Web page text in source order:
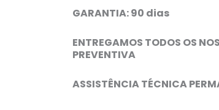
GARANTIA: 90 dias
ENTREGAMOS TODOS OS
PREVENTIVA
ASSISTÊNCIA TÉCNICA